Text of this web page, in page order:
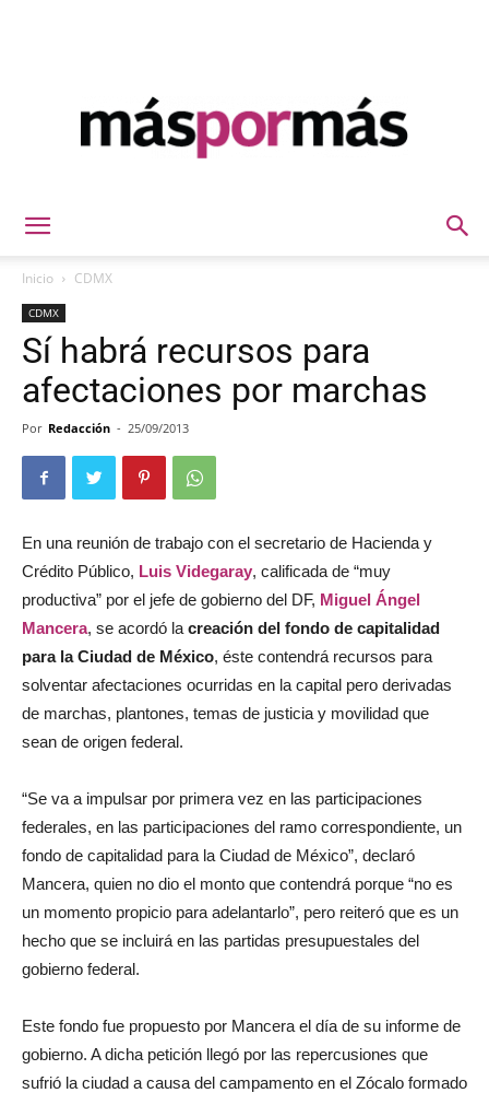
Inicio CDMX
CDMX
Sí habrá recursos para
afectaciones por marchas
Por Redacción - 25/09/2013
En una reunión de trabajo con el secretario de Hacienda y
Crédito Público, Luis Videgaray, calificada de “muy
productiva” por el jefe de gobierno del DF, Miguel Ángel
Mancera, se acordó la creación del fondo de capitalidad
para la Ciudad de México, éste contendrá recursos para
solventar afectaciones ocurridas en la capital pero derivadas
de marchas, plantones, temas de justicia y movilidad que
sean de origen federal.
“Se va a impulsar por primera vez en las participaciones
federales, en las participaciones del ramo correspondiente, un
fondo de capitalidad para la Ciudad de México”, declaró
Mancera, quien no dio el monto que contendrá porque “no es
un momento propicio para adelantarlo”, pero reiteró que es un
hecho que se incluirá en las partidas presupuestales del
gobierno federal.
Este fondo fue propuesto por Mancera el día de su informe de
gobierno. A dicha petición llegó por las repercusiones que
sufrió la ciudad a causa del campamento en el Zócalo formado